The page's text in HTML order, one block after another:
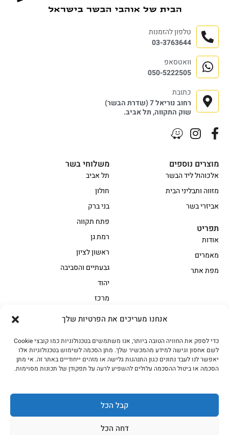
אנחנו מעריכים את הפרטיות שלך
כדי לספק את החוויה הטובה ביותר, אנו משתמשים בטכנולוגיות כמו קובצי Cookie
לשם אחסון וגישה למידע מהמכשיר שלך. מתן הסכמה לשימוש בטכנולוגיות אלו
יאפשר לנו לעבד נתונים כגון התנהגות גלישה או מזהים ייחודיים באתר זה. אי מתן
הסכמה או ביטול ההסכמה עלולים להשפיע לרעה על תפקודן של תכונות מסוימות.
קבל הכל
דחה הכל
אווז
בשר בקר משובח
בשר בקר עגלה משובח
בשר למעשנת
הודו
חלקים אחוריים
מיוחדי מסורת1
נתחי פנים
עוף
משלוחי בשר
תל אביב
חולון
בני ברק
פתח תקווה
רמת גן
ראשון לציון
גבעתיים והסביבה
יהוד
מרכז
מוצרים נוספים
אלכוהול ליד הבשר
מזווה ותבליני הבית
אביזרי בשר
תפריט
אודות
מאמרים
מפת אתר
טלפון להזמנות
03-3763644
וואטסאפ
050-5222505
כתובת
רחוב נוריאל 7 (שדרת הבשר)
שוק התקווה, תל אביב.